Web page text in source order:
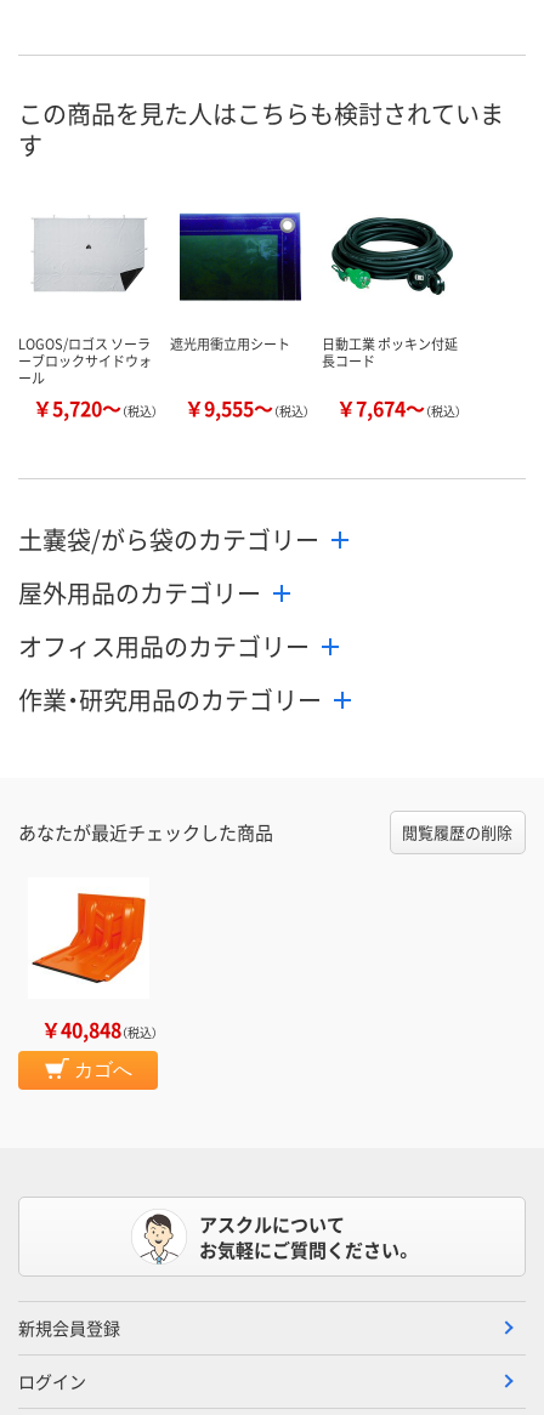
この商品を見た人はこちらも検討されていま
す
LOGOS/ロゴス ソーラ
ーブロックサイドウォ
ール
￥5,720～（税込）
遮光用衝立用シート
￥9,555～（税込）
日動工業 ポッキン付延
長コード
￥7,674～（税込）
土嚢袋/がら袋のカテゴリー
屋外用品のカテゴリー
オフィス用品のカテゴリー
作業・研究用品のカテゴリー
あなたが最近チェックした商品 閲覧履歴の削除
￥40,848（税込）
カゴへ
アスクルについて
お気軽にご質問ください。
新規会員登録
ログイン